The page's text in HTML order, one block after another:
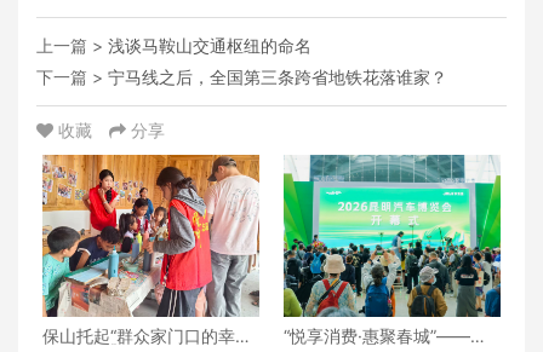
上一篇 > 浅谈马鞍山交通枢纽的命名
下一篇 > 宁马线之后，全国第三条跨省地铁花落谁家？
收藏 分享
保山托起“群众家门口的幸
“悦享消费·惠聚春城”——